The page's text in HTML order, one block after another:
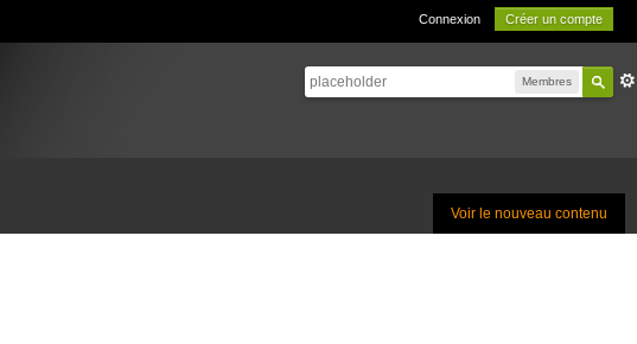
Connexion Créer un compte
Membres
Voir le nouveau contenu